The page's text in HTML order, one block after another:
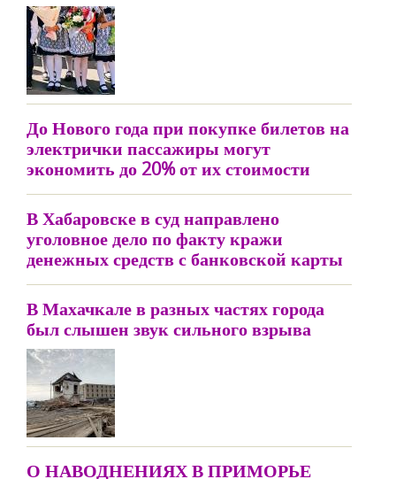
До Нового года при покупке билетов на
электрички пассажиры могут
экономить до 20% от их стоимости
В Хабаровске в суд направлено
уголовное дело по факту кражи
денежных средств с банковской карты
В Махачкале в разных частях города
был слышен звук сильного взрыва
О НАВОДНЕНИЯХ В ПРИМОРЬЕ